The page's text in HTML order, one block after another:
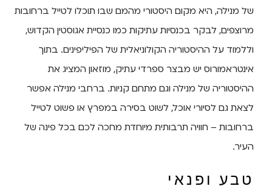
של מנילה, היא מקום היסטורי מהמם שבו תוכלו לטייל ברחובות
מרוצפים, לבקר בכנסיות עתיקות כמו כנסיית אגוסטין הקדוש,
וללמוד על ההיסטוריה הקולוניאלית של הפיליפינים. בתוך
אינטראמורוס יש מבצר ספרדי עתיק, מוזאון המציג את
ההיסטוריה של מנילה וגם מתחם קניות. ברחבי מנילה אפשר
לצאת גם לסיורי אוכל, לשוט בסירה במפרץ או פשוט לטייל
ברחובות – חוויה תרבותית מיוחדת מחכה לכם בכל פינה של
העיר.
טבע ופנאי